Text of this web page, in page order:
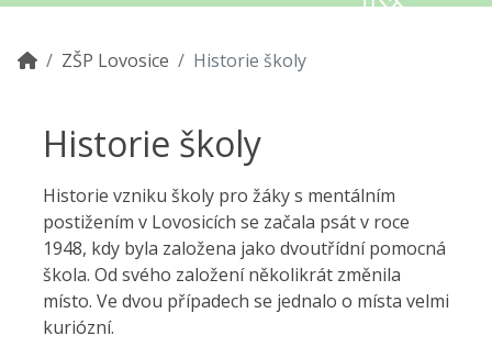
ZŠP Lovosice Historie školy
Historie školy
Historie vzniku školy pro žáky s mentálním
postižením v Lovosicích se začala psát v roce
1948, kdy byla založena jako dvoutřídní pomocná
škola. Od svého založení několikrát změnila
místo. Ve dvou případech se jednalo o místa velmi
kuriózní.